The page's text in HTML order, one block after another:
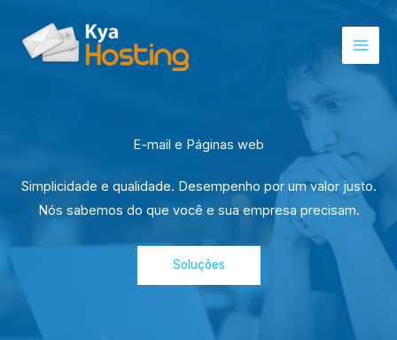
para
E-mail e Páginas web
Simplicidade e qualidade. Desempenho por um valor justo.
Nós sabemos do que você e sua empresa precisam.
Soluções